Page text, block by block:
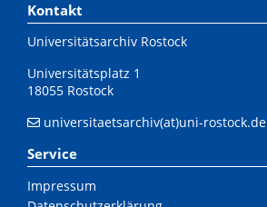
Kontakt
Universitätsarchiv Rostock
Universitätsplatz 1
18055 Rostock
universitaetsarchiv(at)uni-rostock.de
Service
Impressum